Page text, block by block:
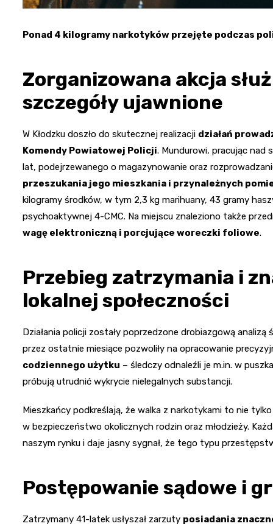
Ponad 4 kilogramy narkotyków przejęte podczas
Zorganizowana akcja
szczegóły ujawnione
W Kłodzku doszło do skutecznej realizacji działań
Komendy Powiatowej Policji. Mundurowi, pracując nad
lat, podejrzewanego o magazynowanie oraz
przeszukania jego mieszkania i przynależnych
kilogramy środków, w tym 2,3 kg marihuany, 43 gramy
psychoaktywnej 4-CMC. Na miejscu znaleziono także
wagę elektroniczną i porcjujące woreczki foliowe.
Przebieg zatrzymania i
lokalnej społeczności
Działania policji zostały poprzedzone drobiazgową
przez ostatnie miesiące pozwoliły na opracowanie
codziennego użytku – śledczy odnaleźli je m.in. w
próbują utrudnić wykrycie nielegalnych substancji.
Mieszkańcy podkreślają, że walka z narkotykami to nie
w bezpieczeństwo okolicznych rodzin oraz młodzieży.
naszym rynku i daje jasny sygnał, że tego typu
Postępowanie sądowe i
Zatrzymany 41-latek usłyszał zarzuty posiadania